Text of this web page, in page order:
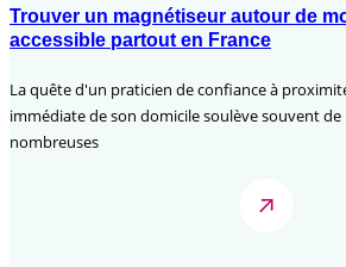
Trouver un magnétiseur autour de
accessible partout en France
La quête d'un praticien de confiance à
immédiate de son domicile soulève souvent de
nombreuses